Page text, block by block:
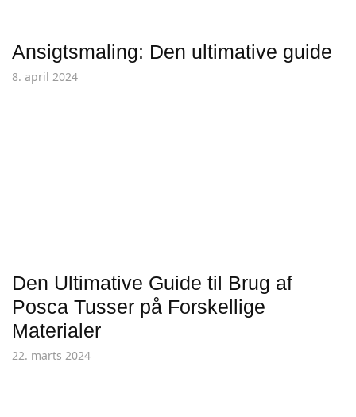
Ansigtsmaling: Den ultimative guide
8. april 2024
Den Ultimative Guide til Brug af
Posca Tusser på Forskellige
Materialer
22. marts 2024